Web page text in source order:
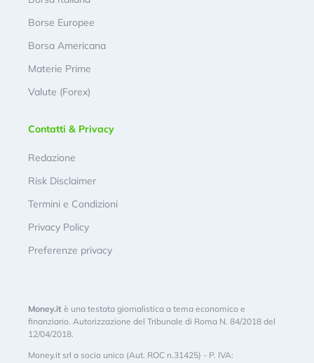
Borse Europee
Borsa Americana
Materie Prime
Valute (Forex)
Contatti & Privacy
Redazione
Risk Disclaimer
Termini e Condizioni
Privacy Policy
Preferenze privacy
Money.it è una testata giornalistica a tema economico e
finanziario. Autorizzazione del Tribunale di Roma N. 84/2018 del
12/04/2018.
Money.it srl a socio unico (Aut. ROC n.31425) - P. IVA: